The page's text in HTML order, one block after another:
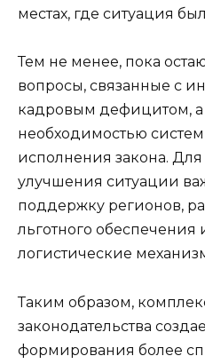
местах, где ситуация
Тем не менее, пока
вопросы, связанные с
кадровым дефицитом, а
необходимостью
исполнения закона.
улучшения ситуации
поддержку регионов,
льготного обеспечения
логистические
Таким образом,
законодательства
формирования более